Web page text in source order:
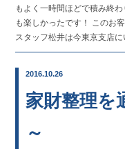
もよく一時間ほどで積み終
も楽しかったです！ このお
スタッフ松井は今東京支店
2016.10.26
家財整理を
～